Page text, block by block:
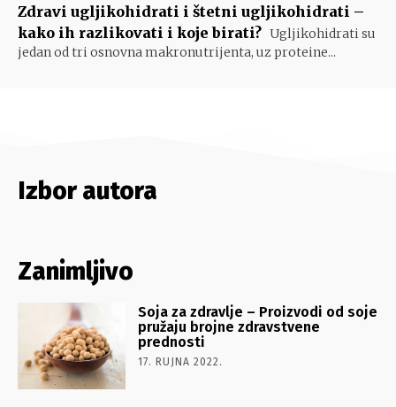
Zdravi ugljikohidrati i štetni ugljikohidrati –
kako ih razlikovati i koje birati? Ugljikohidrati su
jedan od tri osnovna makronutrijenta, uz proteine...
Izbor autora
Zanimljivo
Soja za zdravlje – Proizvodi od soje
pružaju brojne zdravstvene
prednosti
17. RUJNA 2022.